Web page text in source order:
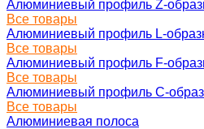
Алюминиевый профиль Z-
Все товары
Алюминиевый профиль L-
Все товары
Алюминиевый профиль F-
Все товары
Алюминиевый профиль C-
Все товары
Алюминиевая полоса